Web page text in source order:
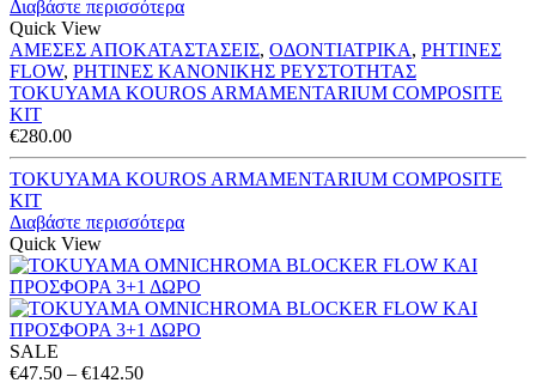
Διαβάστε περισσότερα
Quick View
ΑΜΕΣΕΣ ΑΠΟΚΑΤΑΣΤΑΣΕΙΣ, ΟΔΟΝΤΙΑΤΡΙΚΑ, ΡΗΤΙΝΕΣ
FLOW, ΡΗΤΙΝΕΣ ΚΑΝΟΝΙΚΗΣ ΡΕΥΣΤΟΤΗΤΑΣ
TOKUYAMA KOUROS ARMAMENTARIUM COMPOSITE
KIT
€280.00
TOKUYAMA KOUROS ARMAMENTARIUM COMPOSITE
KIT
Διαβάστε περισσότερα
Quick View
SALE
€47.50 – €142.50Price